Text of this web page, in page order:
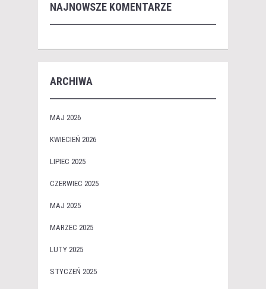
NAJNOWSZE KOMENTARZE
ARCHIWA
MAJ 2026
KWIECIEŃ 2026
LIPIEC 2025
CZERWIEC 2025
MAJ 2025
MARZEC 2025
LUTY 2025
STYCZEŃ 2025